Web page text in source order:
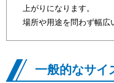
上がりになります。
場所や用途を問わず幅広
一般的なサイ